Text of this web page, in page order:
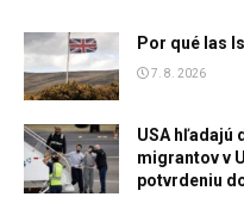
Por qué las
7. 8. 2026
USA hľadajú
migrantov v
potvrdeniu